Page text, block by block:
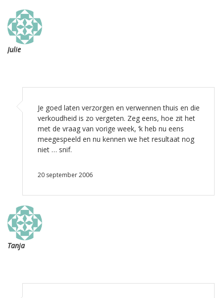
Julie
Je goed laten verzorgen en verwennen thuis en die
verkoudheid is zo vergeten. Zeg eens, hoe zit het
met de vraag van vorige week, ‘k heb nu eens
meegespeeld en nu kennen we het resultaat nog
niet … snif.
20 september 2006
Tanja